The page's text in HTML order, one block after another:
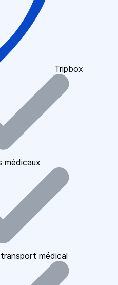
Tripbox
médicaux
médical